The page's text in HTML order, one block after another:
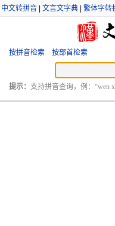
中文转拼音 文言文字典 繁体字转
按拼音检索 按部首检索
提示： 支持拼音查询，例：“wen